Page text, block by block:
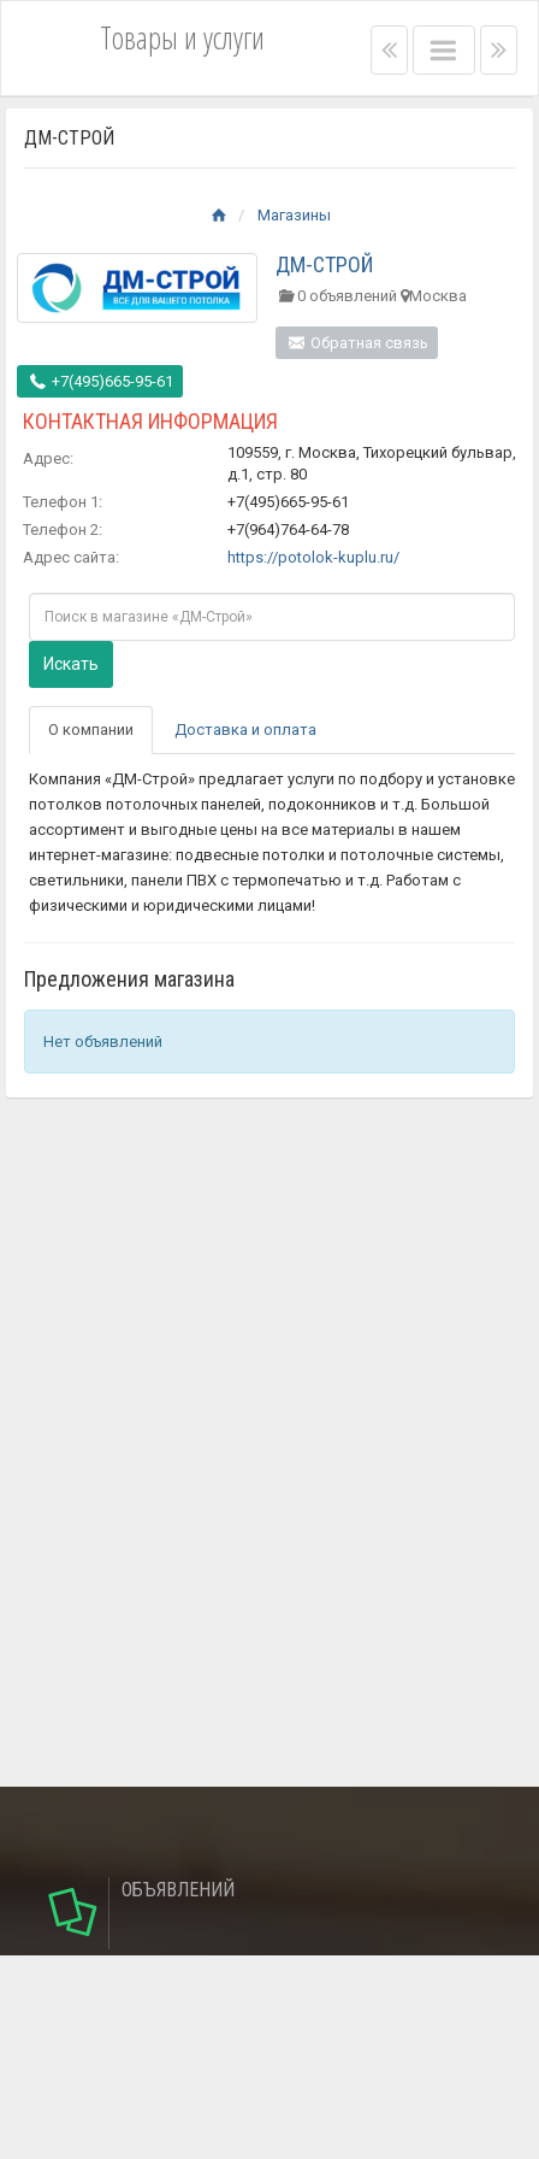
Товары и услуги Left
bar
Main
menu
Right
menu
bar
ДМ-СТРОЙ
Магазины
ДМ-СТРОЙ
0 объявлений Москва
Обратная связь
+7(495)665-95-61
КОНТАКТНАЯ ИНФОРМАЦИЯ
Адрес:
109559, г. Москва, Тихорецкий бульвар,
д.1, стр. 80
Телефон 1:
+7(495)665-95-61
Телефон 2:
+7(964)764-64-78
Адрес сайта:
https://potolok-kuplu.ru/
Искать
О компании Доставка и оплата
Компания «ДМ-Строй» предлагает услуги по подбору и установке
потолков потолочных панелей, подоконников и т.д. Большой
ассортимент и выгодные цены на все материалы в нашем
интернет-магазине: подвесные потолки и потолочные системы,
светильники, панели ПВХ с термопечатью и т.д. Работам с
физическими и юридическими лицами!
Предложения магазина
Нет объявлений
ОБЪЯВЛЕНИЙ